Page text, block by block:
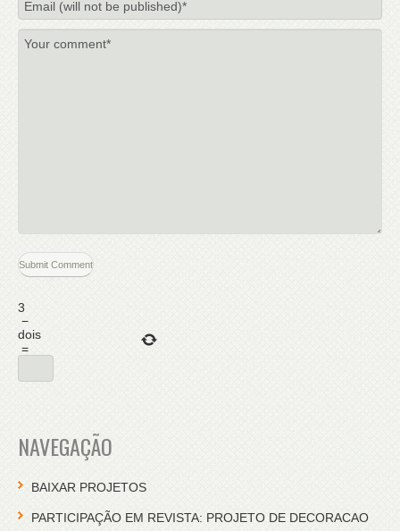
3
−
dois
=
NAVEGAÇÃO
BAIXAR PROJETOS
PARTICIPAÇÃO EM REVISTA: PROJETO DE DECORACAO